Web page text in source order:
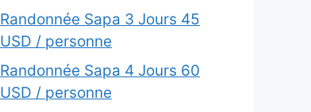
Randonnée Sapa 3 Jours 45
USD / personne
Randonnée Sapa 4 Jours 60
USD / personne